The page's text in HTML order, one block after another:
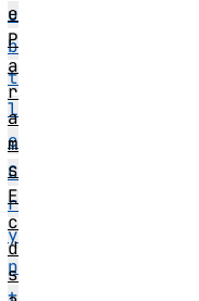
u
b
t
l
e
C
r
y
p
e
P
a
r
a
m
s
E
c
d
s